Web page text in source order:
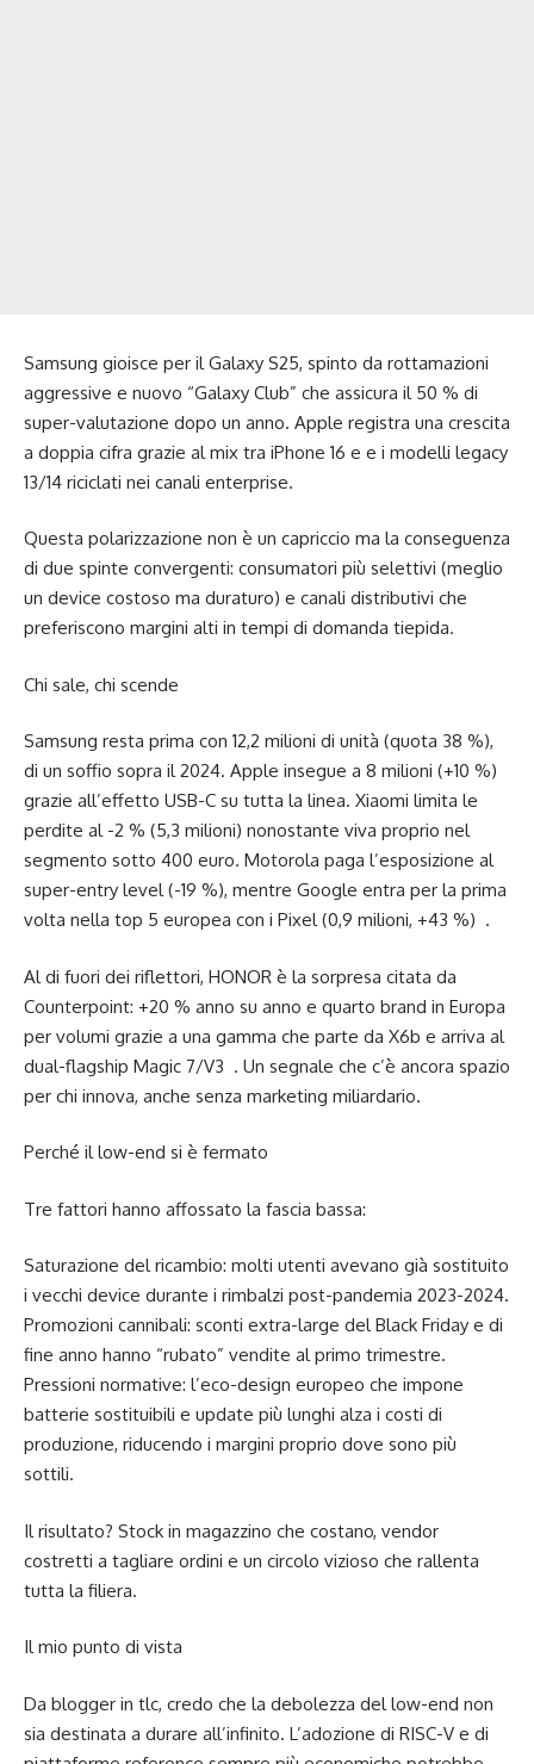
Samsung gioisce per il Galaxy S25, spinto da rottamazioni
aggressive e nuovo “Galaxy Club” che assicura il 50 % di
super-valutazione dopo un anno. Apple registra una crescita
a doppia cifra grazie al mix tra iPhone 16 e e i modelli legacy
13/14 riciclati nei canali enterprise.
Questa polarizzazione non è un capriccio ma la conseguenza
di due spinte convergenti: consumatori più selettivi (meglio
un device costoso ma duraturo) e canali distributivi che
preferiscono margini alti in tempi di domanda tiepida.
Chi sale, chi scende
Samsung resta prima con 12,2 milioni di unità (quota 38 %),
di un soffio sopra il 2024. Apple insegue a 8 milioni (+10 %)
grazie all’effetto USB-C su tutta la linea. Xiaomi limita le
perdite al -2 % (5,3 milioni) nonostante viva proprio nel
segmento sotto 400 euro. Motorola paga l’esposizione al
super-entry level (-19 %), mentre Google entra per la prima
volta nella top 5 europea con i Pixel (0,9 milioni, +43 %) .
Al di fuori dei riflettori, HONOR è la sorpresa citata da
Counterpoint: +20 % anno su anno e quarto brand in Europa
per volumi grazie a una gamma che parte da X6b e arriva al
dual-flagship Magic 7/V3 . Un segnale che c’è ancora spazio
per chi innova, anche senza marketing miliardario.
Perché il low-end si è fermato
Tre fattori hanno affossato la fascia bassa:
Saturazione del ricambio: molti utenti avevano già sostituito
i vecchi device durante i rimbalzi post-pandemia 2023-2024.
Promozioni cannibali: sconti extra-large del Black Friday e di
fine anno hanno “rubato” vendite al primo trimestre.
Pressioni normative: l’eco-design europeo che impone
batterie sostituibili e update più lunghi alza i costi di
produzione, riducendo i margini proprio dove sono più
sottili.
Il risultato? Stock in magazzino che costano, vendor
costretti a tagliare ordini e un circolo vizioso che rallenta
tutta la filiera.
Il mio punto di vista
Da blogger in tlc, credo che la debolezza del low-end non
sia destinata a durare all’infinito. L’adozione di RISC-V e di